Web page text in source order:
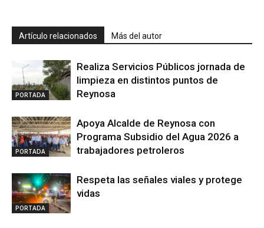
Artículo relacionados Más del autor
PORTADA
Realiza Servicios Públicos jornada de
limpieza en distintos puntos de
Reynosa
PORTADA
Apoya Alcalde de Reynosa con
Programa Subsidio del Agua 2026 a
trabajadores petroleros
PORTADA
Respeta las señales viales y protege
vidas